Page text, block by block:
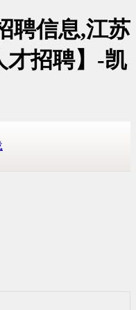
聘信息,江苏
才招聘】-凯